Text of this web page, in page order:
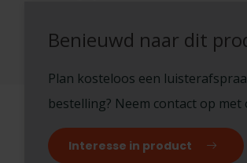
Benieuwd naar dit
Plan kosteloos een
bestelling? Neem contact op met
Interesse in product